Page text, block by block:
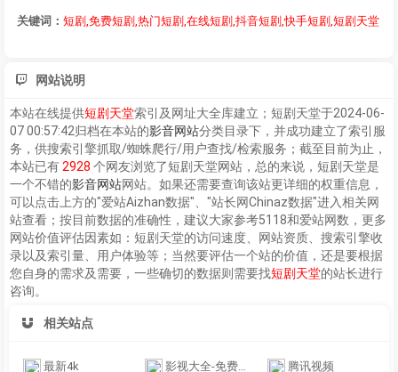
关键词： 短剧,免费短剧,热门短剧,在线短剧,抖音短剧,快手短剧,短剧天堂
网站说明
本站在线提供短剧天堂索引及网址大全库建立； 短剧天堂于2024-06-
07 00:57:42归档在本站的影音网站分类目录下，并成功建立了索引服
务，供搜索引擎抓取/蜘蛛爬行/用户查找/检索服务；截至目前为止，
本站已有 2928 个网友浏览了短剧天堂网站，总的来说， 短剧天堂是
一个不错的影音网站网站。如果还需要查询该站更详细的权重信息，
可以点击上方的"爱站Aizhan数据"、"站长网Chinaz数据"进入相关网
站查看；按目前数据的准确性，建议大家参考5118和爱站网数，更多
网站价值评估因素如： 短剧天堂的访问速度、网站资质、搜索引擎收
录以及索引量、用户体验等；当然要评估一个站的价值，还是要根据
您自身的需求及需要，一些确切的数据则需要找短剧天堂的站长进行
咨询。
相关站点
最新4k 影视大全-免费在线观看电影电视剧 腾讯视频